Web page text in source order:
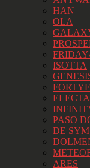
HAN
OLA
ISOTTA
ELECTA
PASO
DE SYM
ARES